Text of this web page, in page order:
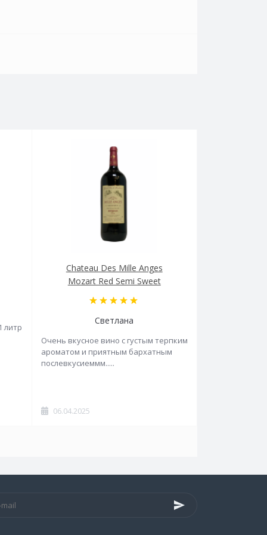
литр
Chateau Des Mille Anges
Mozart Red Semi Sweet
Светлана
Очень вкусное вино с густым терпким
ароматом и приятным бархатным
послевкусиеммм.....
06.04.2025